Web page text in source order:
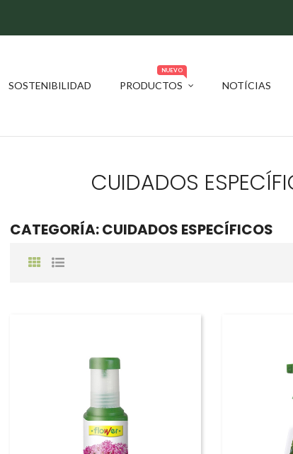
SOSTENIBILIDAD PRODUCTOS
NUEVO
NOTÍCIAS
CUIDADOS
CATEGORÍA: CUIDADOS ESPECÍFICOS